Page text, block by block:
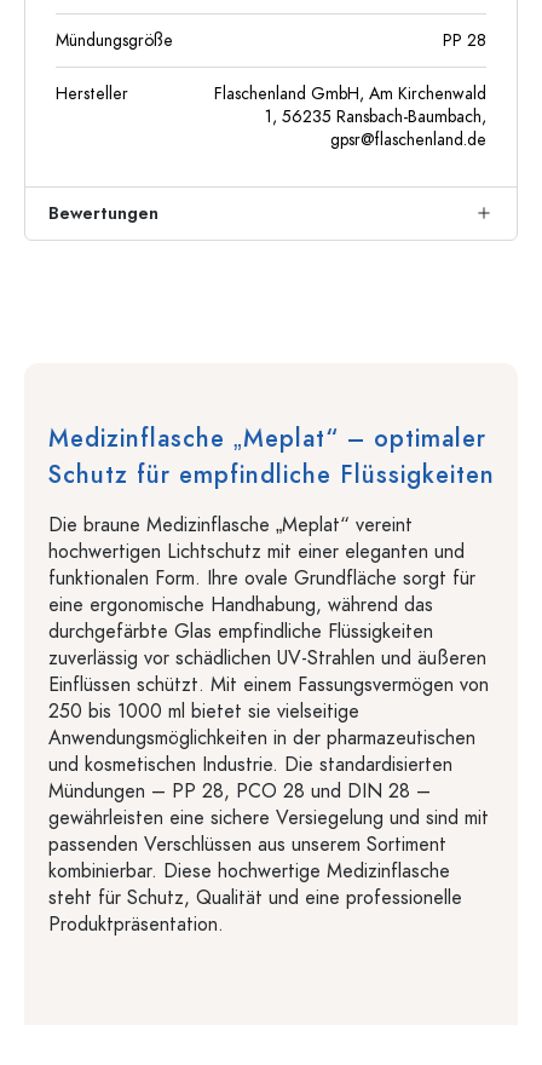
Mündungsgröße PP 28
Hersteller
Flaschenland GmbH, Am Kirchenwald
1, 56235 Ransbach-Baumbach,
gpsr@flaschenland.de
Bewertungen
Medizinflasche „Meplat“ – optimaler
Schutz für empfindliche Flüssigkeiten
Die braune Medizinflasche „Meplat“ vereint
hochwertigen Lichtschutz mit einer eleganten und
funktionalen Form. Ihre ovale Grundfläche sorgt für
eine ergonomische Handhabung, während das
durchgefärbte Glas empfindliche Flüssigkeiten
zuverlässig vor schädlichen UV-Strahlen und äußeren
Einflüssen schützt. Mit einem Fassungsvermögen von
250 bis 1000 ml bietet sie vielseitige
Anwendungsmöglichkeiten in der pharmazeutischen
und kosmetischen Industrie. Die standardisierten
Mündungen – PP 28, PCO 28 und DIN 28 –
gewährleisten eine sichere Versiegelung und sind mit
passenden Verschlüssen aus unserem Sortiment
kombinierbar. Diese hochwertige Medizinflasche
steht für Schutz, Qualität und eine professionelle
Produktpräsentation.